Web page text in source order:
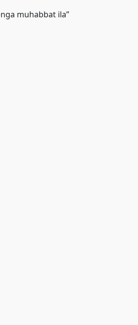
muhabbat ila”